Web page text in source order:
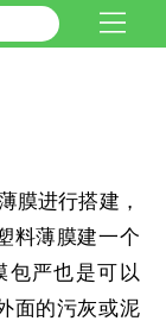
膜进行搭建，
料薄膜建一个
包严也是可以
面的污灰或泥